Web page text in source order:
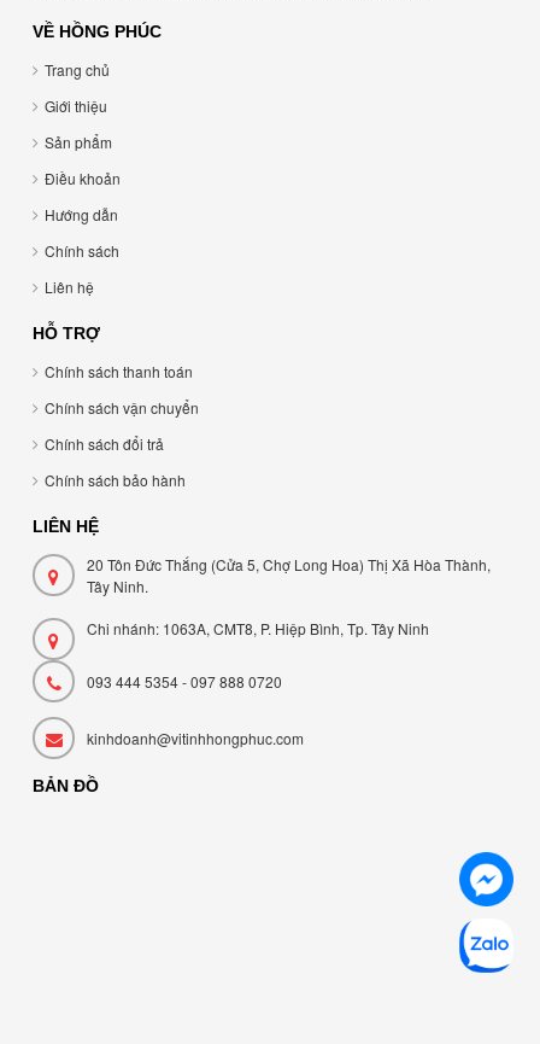
VỀ HỒNG PHÚC
Trang chủ
Giới thiệu
Sản phẩm
Điều khoản
Hướng dẫn
Chính sách
Liên hệ
HỖ TRỢ
Chính sách thanh toán
Chính sách vận chuyển
Chính sách đổi trả
Chính sách bảo hành
LIÊN HỆ
20 Tôn Đức Thắng (Cửa 5, Chợ Long Hoa) Thị Xã Hòa Thành,
Tây Ninh.
Chi nhánh: 1063A, CMT8, P. Hiệp Bình, Tp. Tây Ninh
093 444 5354 - 097 888 0720
kinhdoanh@vitinhhongphuc.com
BẢN ĐỒ